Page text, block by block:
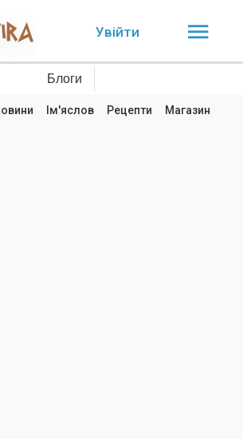
Увійти
Блоги
Ім'яслов Рецепти Магазин